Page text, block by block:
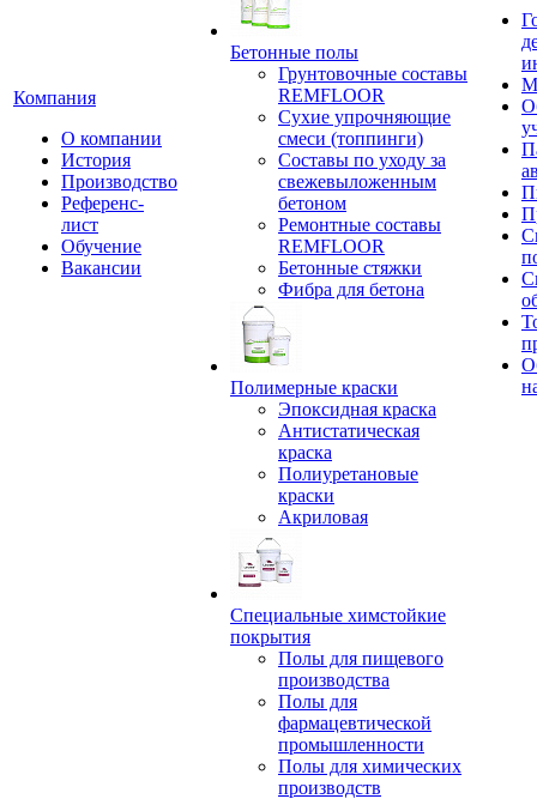
Компания
О компании
История
Производство
Референс-
лист
Обучение
Вакансии
Бетонные полы
Грунтовочные составы
REMFLOOR
Сухие упрочняющие
смеси (топпинги)
Составы по уходу за
свежевыложенным
бетоном
Ремонтные составы
REMFLOOR
Бетонные стяжки
Фибра для бетона
Полимерные краски
Эпоксидная краска
Антистатическая
краска
Полиуретановые
краски
Акриловая
Специальные химстойкие
покрытия
Полы для пищевого
производства
Полы для
фармацевтической
промышленности
Полы для химических
производств